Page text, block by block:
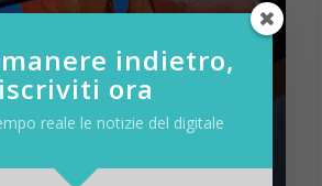
indietro,
iscriviti ora
reale le notizie del digitale